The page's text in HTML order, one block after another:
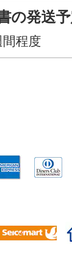
の発送
程度